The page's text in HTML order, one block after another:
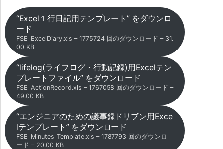
“Excel１行日記用テンプレート” をダウンロ
ード
FSE_ExcelDiary.xls – 1775724 回のダウンロード – 31.
00 KB
“lifelog(ライフログ・行動記録)用Excelテン
プレートファイル” をダウンロード
FSE_ActionRecord.xls – 1767058 回のダウンロード –
49.00 KB
“エンジニアのための議事録ドリブン用Exce
lテンプレート” をダウンロード
FSE_Minutes_Template.xls – 1787793 回のダウンロ
ード – 20.00 KB